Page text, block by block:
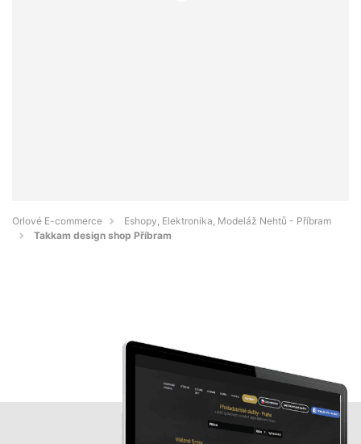
Orlové E-commerce
Eshopy, Elektronika, Modeláž Nehtů - Příbram
Takkam design shop Příbram